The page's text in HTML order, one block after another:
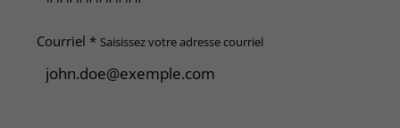
Courriel * Saisissez votre adresse courriel